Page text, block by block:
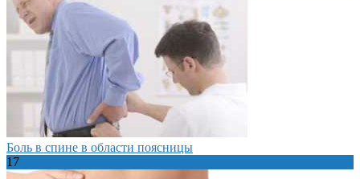
Боль в спине в области поясницы
17